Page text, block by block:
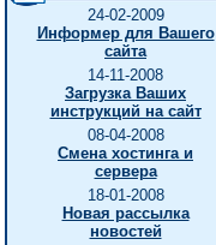
24-02-2009
Информер для Вашего
сайта
14-11-2008
Загрузка Ваших
инструкций на сайт
08-04-2008
Смена хостинга и
сервера
18-01-2008
Новая рассылка
новостей